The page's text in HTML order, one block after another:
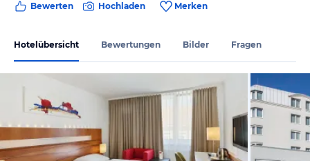
Bewerten Hochladen Merken
Hotelübersicht Bewertungen Bilder Fragen